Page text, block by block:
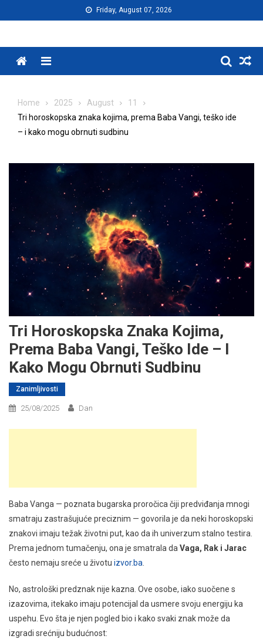
to
Friday, August 07, 2026
Menu
Home 2025 August
11
Tri horoskopska znaka kojima, prema Baba Vangi, teško ide
– i kako mogu obrnuti sudbinu
Tri Horoskopska Znaka Kojima,
Prema Baba Vangi, Teško Ide – I
Kako Mogu Obrnuti Sudbinu
Zanimljivosti
25/08/2025 Dan
Baba Vanga — poznata bugarska proročica čiji predviđanja mnogi
smatraju zastrašujuće preciznim — govorila je da neki horoskopski
znakovi imaju težak životni put, kao da ih univerzum stalno testira.
Prema jednom tumačenju, ona je smatrala daVaga, Rak i Jarac
često nemaju sreće u životu izvor.ba.
No, astrološki predznak nije kazna. Ove osobe, iako suočene s
izazovima, itekako imaju potencijal da usmere svoju energiju ka
uspehu. Evo šta je njen pogled bio i kako svaki znak može da
izgradi srećniju budućnost: